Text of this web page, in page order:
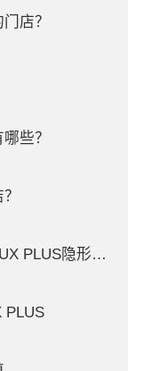
店？
些？
问界M9在上海宝之尊装贴XPEL LUX PLUS隐形车衣
PLUS